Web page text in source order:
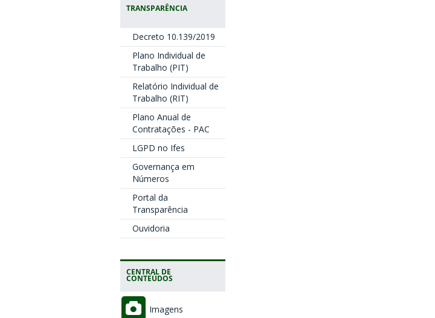
TRANSPARÊNCIA
Decreto 10.139/2019
Plano Individual de
Trabalho (PIT)
Relatório Individual de
Trabalho (RIT)
Plano Anual de
Contratações - PAC
LGPD no Ifes
Governança em
Números
Portal da
Transparência
Ouvidoria
CENTRAL DE
CONTEÚDOS
Imagens